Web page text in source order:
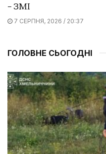
– ЗМІ
7 СЕРПНЯ, 2026 / 20:37
ГОЛОВНЕ СЬОГОДНІ